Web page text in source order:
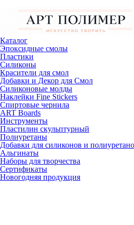
Каталог
Эпоксидные смолы
Пластики
Силиконы
Красители для смол
Добавки и Декор для Смол
Силиконовые молды
Наклейки Fine Stickers
Спиртовые чернила
ART Boards
Инструменты
Пластилин скульптурный
Полиуретаны
Добавки для силиконов и
Альгинаты
Наборы для творчества
Сертификаты
Новогодняя продукция